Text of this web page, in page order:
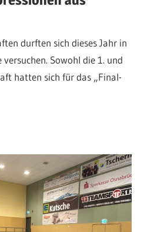
durften sich dieses Jahr in
Sowohl die 1. und
hatten sich für das „Final-